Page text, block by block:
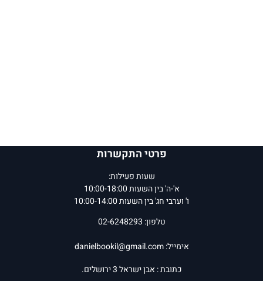
פרטי התקשרות
שעות פעילות:
א'-ה' בין השעות 10:00-18:00
ו' וערבי חג' בין השעות 10:00-14:00
טלפון: 02-6248293
אימייל:danielbookil@gmail.com
כתובת : אבן ישראל 3 ירושלים.